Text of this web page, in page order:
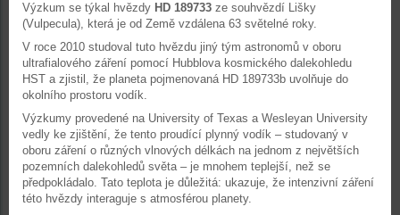
Výzkum se týkal hvězdy HD 189733 ze souhvězdí Lišky
(Vulpecula), která je od Země vzdálena 63 světelné roky.
V roce 2010 studoval tuto hvězdu jiný tým astronomů v oboru
ultrafialového záření pomocí Hubblova kosmického dalekohledu
HST a zjistil, že planeta pojmenovaná HD 189733b uvolňuje do
okolního prostoru vodík.
Výzkumy provedené na University of Texas a Wesleyan University
vedly ke zjištění, že tento proudící plynný vodík – studovaný v
oboru záření o různých vlnových délkách na jednom z největších
pozemních dalekohledů světa – je mnohem teplejší, než se
předpokládalo. Tato teplota je důležitá: ukazuje, že intenzivní záření
této hvězdy interaguje s atmosférou planety.